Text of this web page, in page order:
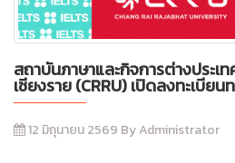
สถาบันภาษาและกิจการต่างประเ
เชียงราย (CRRU) เปิดลงทะเบีย
12 มิถุนายน 2569 By Administrator